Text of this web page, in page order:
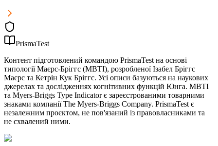
PrismaTest
Контент підготовлений командою PrismaTest на основі
типології Маєрс-Бріггс (MBTI), розробленої Ізабел Бріггс
Маєрс та Кетрін Кук Бріггс. Усі описи базуються на наукових
джерелах та дослідженнях когнітивних функцій Юнга. MBTI
та Myers-Briggs Type Indicator є зареєстрованими товарними
знаками компанії The Myers-Briggs Company. PrismaTest є
незалежним проєктом, не пов'язаний із правовласниками та
не схвалений ними.